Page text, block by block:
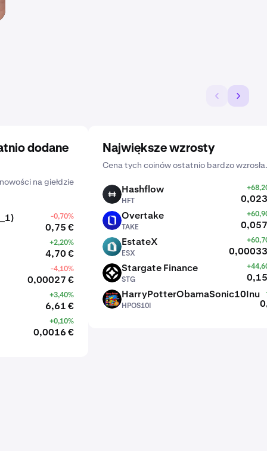
dodane
na giełdzie
-0,70%
0,75 €
+2,20%
4,70 €
-4,10%
0,00027 €
+3,40%
6,61 €
+0,10%
0,0016 €
Największe wzrosty
Cena tych coinów ostatnio bardzo wzrosła.
HFT Hashflow
HFT
Overtake
TAKE
ESX EstateX
ESX
STG Stargate Finance
STG
HPOS10I HarryPotterObamaSonic10Inu
HPOS10I